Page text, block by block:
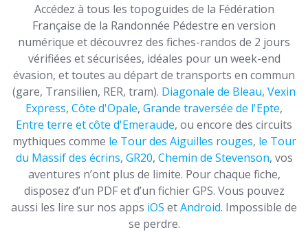
Accédez à tous les topoguides de la Fédération
Française de la Randonnée Pédestre en version
numérique et découvrez des fiches-randos de 2 jours
vérifiées et sécurisées, idéales pour un week-end
évasion, et toutes au départ de transports en commun
(gare, Transilien, RER, tram). Diagonale de Bleau, Vexin
Express, Côte d'Opale, Grande traversée de l'Epte,
Entre terre et côte d'Emeraude, ou encore des circuits
mythiques comme le Tour des Aiguilles rouges, le Tour
du Massif des écrins, GR20, Chemin de Stevenson, vos
aventures n’ont plus de limite. Pour chaque fiche,
disposez d’un PDF et d’un fichier GPS. Vous pouvez
aussi les lire sur nos apps iOS etAndroid. Impossible de
se perdre.